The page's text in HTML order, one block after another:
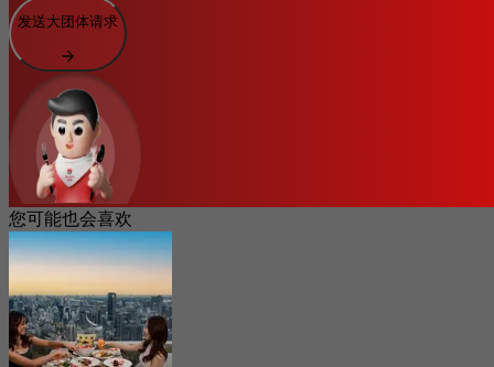
发送大团体请求
您可能也会喜欢